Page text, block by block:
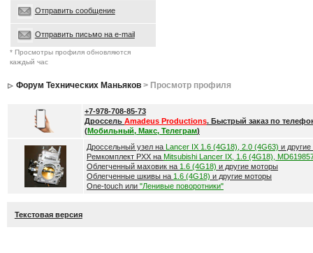
Отправить сообщение
Отправить письмо на e-mail
* Просмотры профиля обновляются
каждый час
Форум Технических Маньяков> Просмотр профиля
+7-978-708-85-73
Дроссель Amadeus Productions. Быстрый заказ по
(Мобильный, Макс, Телеграм)
Дроссельный узел на Lancer IX 1.6 (4G18), 2.0 (4G63) и
Ремкомплект РХХ на Mitsubishi Lancer IX, 1.6 (4G18),
Облегченный маховик на 1.6 (4G18) и другие моторы
Облегченные шкивы на 1.6 (4G18) и другие моторы
One-touch или "Ленивые поворотники"
Текстовая версия